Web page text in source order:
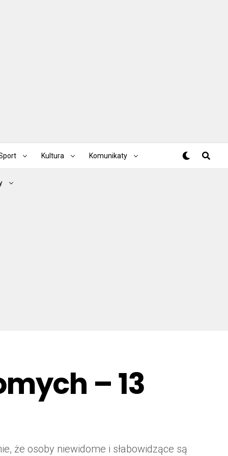
Kultura Komunikaty
– 13
że osoby niewidome i słabowidzące są